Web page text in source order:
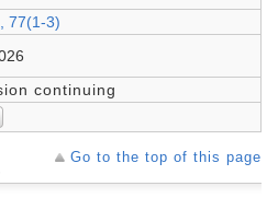
77(1-3)
continuing
Go to the top of this page